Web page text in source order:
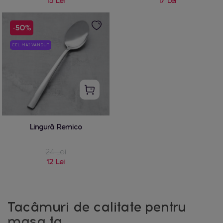
-50%
CEL MAI VÂNDUT
Lingură Remico
24 Lei
12 Lei
Tacâmuri de calitate pentru